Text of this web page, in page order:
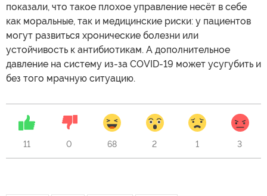
показали, что такое плохое управление несёт в себе
как моральные, так и медицинские риски: у пациентов
могут развиться хронические болезни или
устойчивость к антибиотикам. А дополнительное
давление на систему из-за COVID-19 может усугубить и
без того мрачную ситуацию.
11 0 68 2 1 3